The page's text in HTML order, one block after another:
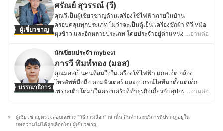
ผู้เชี่ยวชาญ
ศรัณย์ สุวรรณ์ (วี)
คุณวีเป็นผู้เชี่ยวชาญด้านเครื่องใช้ไฟฟ้าภายในบ้าน
ครอบคลุมทุกประเภท ไม่ว่าจะเป็นตู้เย็น เครื่องซักผ้า ทีวี หม้อ
หุงข้าว และอีกหลายประเภท โดยประจำอยู่ตำแหน่งฝ่ายขาย
แห่งหนึ่งมาเป็นระยะเวลามากว่า 12 ปี โดยให้คำปรึกษาและ
บริการให้กับทั้งกลุ่มลูกค้าบุคคลและลูกค้าองค์กร ซึ่งตลอด
ระยะเวลาการทำงานในด้านนี้ คุณวีได้มีโอกาสไปฝึกอบรม
และทดสอบสินค้าประเภทต่าง ๆ กับบริษัทเครื่องใช้ไฟฟ้า
หลากหลายแบรนด์ดัง จึงมีความรู้และความเข้าใจในการ
เลือกเครื่องใช้ไฟฟ้าให้ตรงกับวตถุประสงค์ต่าง ๆ รวมทั้งได้รับ
นอกจากนี้ คุณวียังมีหน้าที่ศึกษาข้อมูลสินค้าเครื่องใช้ไฟฟ้า
จากแบรนด์อื่น ๆ นอกเหนือจากแบรนด์ที่ตนเองดูแล เพื่อนำมา
…อ่านต่อ
บรรณาธิการ
นักเขียนประจำ mybest
ภารวี พิมพ์ทอง (มอส)
คุณมอสเป็นคนที่สนใจในเครื่องใช้ไฟฟ้า แกดเจ็ต กล้อง
โทรศัพท์มือถือ คอมพิวเตอร์ และอุปกรณ์ไอทีมาตั้งแต่เด็ก
เพราะเติบโตมาในครอบครัวที่ทำธุรกิจเกี่ยวกับอุปกรณ์
ล่าสุด หรือแนวโน้มของตลาดอุปกรณ์อิเล็กทรอนิกส์ นอกจาก
การอัปเดตข้อมูลสินค้าไอทีแล้ว คุณมอสยังชื่นชอบงานช่าง
…อ่านต่อ
ผู้เชี่ยวชาญตรวจสอบเฉพาะ "วิธีการเลือก" เท่านั้น สินค้าและบริการที่ปรากฏอยู่ใน
บทความไม่ได้ถูกเลือกโดยผู้เชี่ยวชาญ